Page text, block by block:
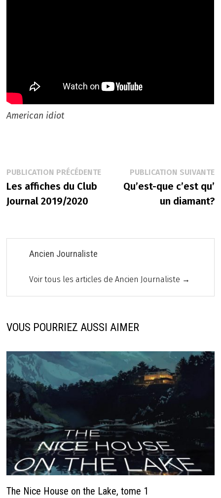
American idiot
Navigation
de
l’article
PUBLICATION PRÉCÉDENTEPublication
précédente :
Les affiches du Club
Journal 2019/2020
PUBLICATION SUIVANTE
Qu’est-que c’est qu’
un diamant?
Ancien Journaliste
Voir tous les articles de Ancien Journaliste →
VOUS POURRIEZ AUSSI AIMER
The Nice House on the Lake, tome 1